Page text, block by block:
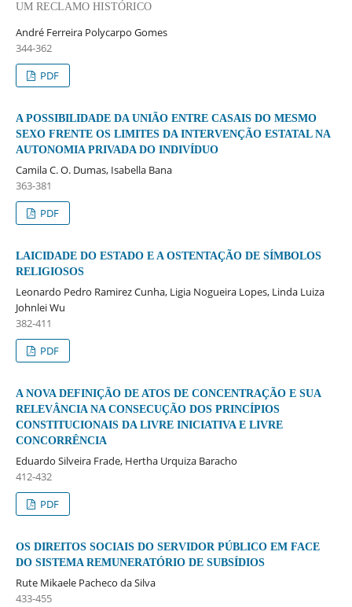
UM RECLAMO HISTÓRICO
André Ferreira Polycarpo Gomes
344-362
PDF
A POSSIBILIDADE DA UNIÃO ENTRE CASAIS DO MESMO
SEXO FRENTE OS LIMITES DA INTERVENÇÃO ESTATAL NA
AUTONOMIA PRIVADA DO INDIVÍDUO
Camila C. O. Dumas, Isabella Bana
363-381
PDF
LAICIDADE DO ESTADO E A OSTENTAÇÃO DE SÍMBOLOS
RELIGIOSOS
Leonardo Pedro Ramirez Cunha, Ligia Nogueira Lopes, Linda Luiza
Johnlei Wu
382-411
PDF
A NOVA DEFINIÇÃO DE ATOS DE CONCENTRAÇÃO E SUA
RELEVÂNCIA NA CONSECUÇÃO DOS PRINCÍPIOS
CONSTITUCIONAIS DA LIVRE INICIATIVA E LIVRE
CONCORRÊNCIA
Eduardo Silveira Frade, Hertha Urquiza Baracho
412-432
PDF
OS DIREITOS SOCIAIS DO SERVIDOR PÚBLICO EM FACE
DO SISTEMA REMUNERATÓRIO DE SUBSÍDIOS
Rute Mikaele Pacheco da Silva
433-455